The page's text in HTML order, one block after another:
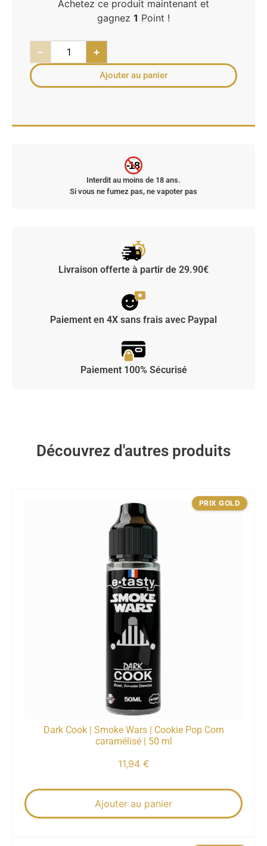
Achetez ce produit maintenant et
gagnez 1 Point !
− +
Ajouter au panier
-18
Interdit au moins de 18 ans.
Si vous ne fumez pas, ne vapoter pas
Livraison offerte à partir de 29.90€
Paiement en 4X sans frais avec Paypal
Paiement 100% Sécurisé
Découvrez d'autres produits
Dark Cook | Smoke Wars | Cookie Pop Corn
caramélisé | 50 ml
11,94 €
Ajouter au panier
PRIX GOLD